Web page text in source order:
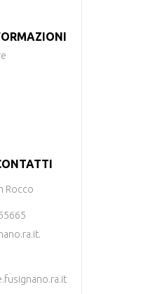
Rocco